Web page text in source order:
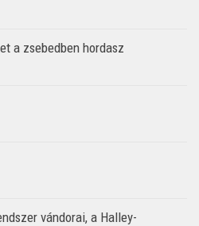
a zsebedben hordasz
vándorai, a Halley-